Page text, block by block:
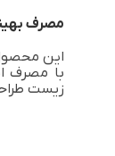
مصرف
با مصرف
زیست